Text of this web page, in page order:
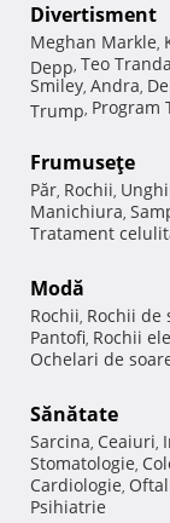
Divertisment
Meghan Markle,
Depp, Teo
Smiley, Andra,
Trump, Program
Frumuseţe
Păr, Rochii,
Manichiura,
Tratament
Modă
Rochii, Rochii de
Pantofi, Rochii
Ochelari de
Sănătate
Sarcina, Ceaiuri,
Stomatologie,
Cardiologie,
Psihiatrie